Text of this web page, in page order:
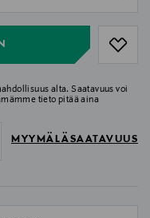
alta. Saatavuus voi
tieto pitää aina
MYYMÄLÄSAATAVUUS